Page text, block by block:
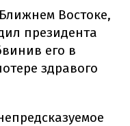
Востоке,
президента
его в
здравого